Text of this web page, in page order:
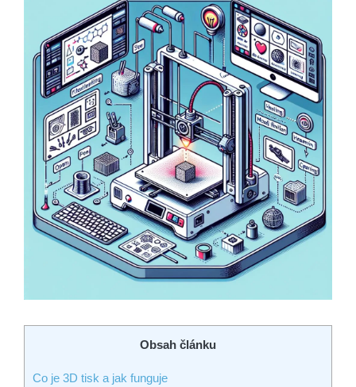
Obsah článku
Co je 3D tisk a jak funguje